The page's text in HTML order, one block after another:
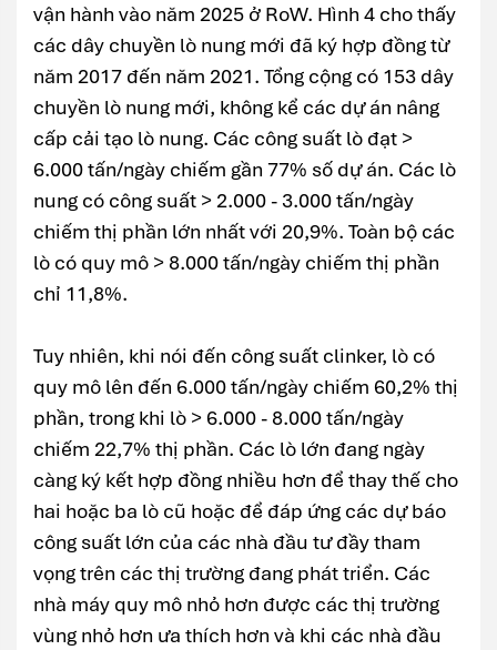
vận hành vào năm 2025 ở RoW. Hình 4 cho thấy
các dây chuyền lò nung mới đã ký hợp đồng từ
năm 2017 đến năm 2021. Tổng cộng có 153 dây
chuyền lò nung mới, không kể các dự án nâng
cấp cải tạo lò nung. Các công suất lò đạt >
6.000 tấn/ngày chiếm gần 77% số dự án. Các lò
nung có công suất > 2.000 - 3.000 tấn/ngày
chiếm thị phần lớn nhất với 20,9%. Toàn bộ các
lò có quy mô > 8.000 tấn/ngày chiếm thị phần
chỉ 11,8%.
Tuy nhiên, khi nói đến công suất clinker, lò có
quy mô lên đến 6.000 tấn/ngày chiếm 60,2% thị
phần, trong khi lò > 6.000 - 8.000 tấn/ngày
chiếm 22,7% thị phần. Các lò lớn đang ngày
càng ký kết hợp đồng nhiều hơn để thay thế cho
hai hoặc ba lò cũ hoặc để đáp ứng các dự báo
công suất lớn của các nhà đầu tư đầy tham
vọng trên các thị trường đang phát triển. Các
nhà máy quy mô nhỏ hơn được các thị trường
vùng nhỏ hơn ưa thích hơn và khi các nhà đầu